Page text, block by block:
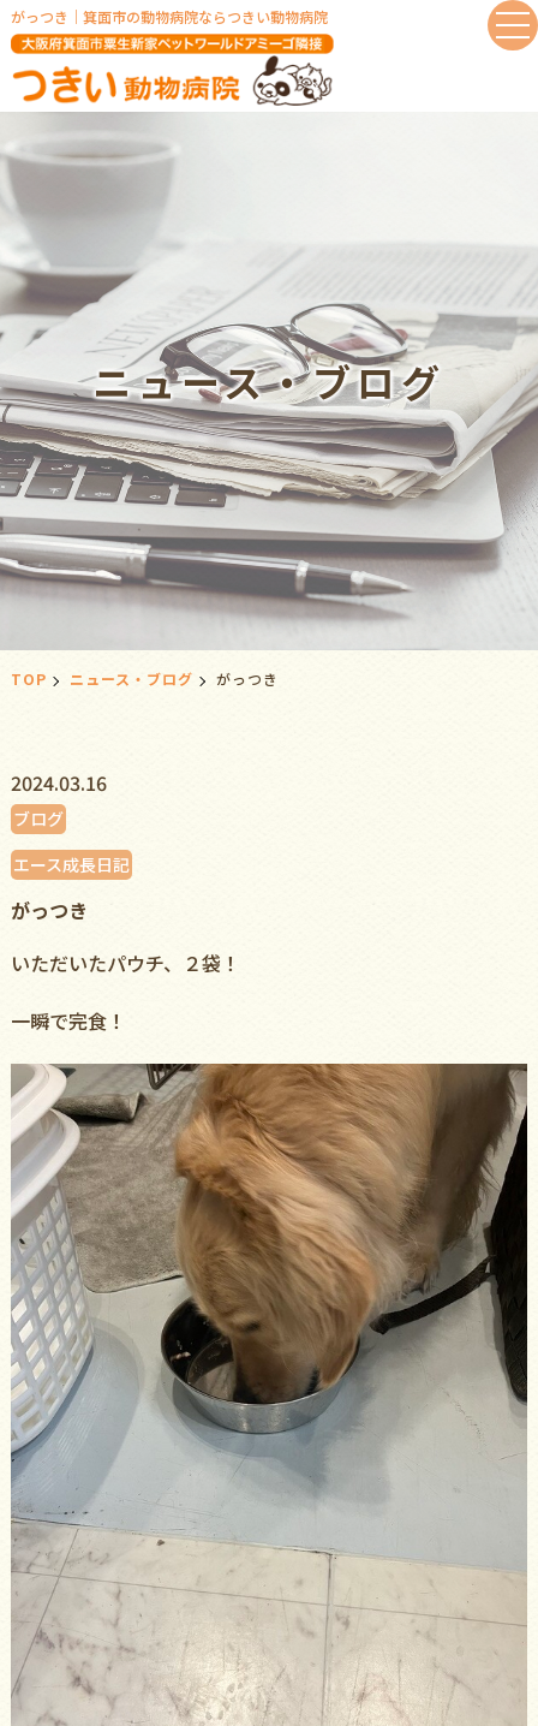
がっつき｜箕⾯市の動物病院ならつきい動物病院
ニュース‧ブログ
TOP ニュース・ブログ がっつき
2024.03.16
ブログ
エース成長日記
がっつき
いただいたパウチ、２袋！
一瞬で完食！